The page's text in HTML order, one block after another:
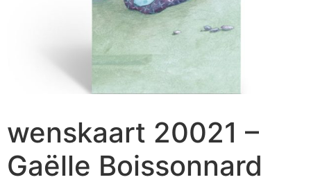
wenskaart 20021 –
Gaëlle Boissonnard